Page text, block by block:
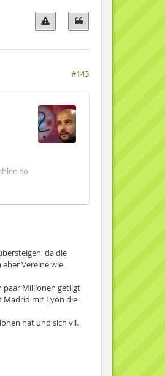
#143
so
da die
eher Vereine wie
paar Millionen getilgt
Madrid mit Lyon die
hat und sich vll.